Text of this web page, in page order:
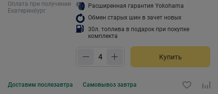
Оплата при получении
Екатеринбург
Расширенная гарантия Yokohama
Обмен старых шин в зачет новых
30л. топлива в подарок при покупке
комплекта
Купить
Доставим послезавтра Самовывоз завтра